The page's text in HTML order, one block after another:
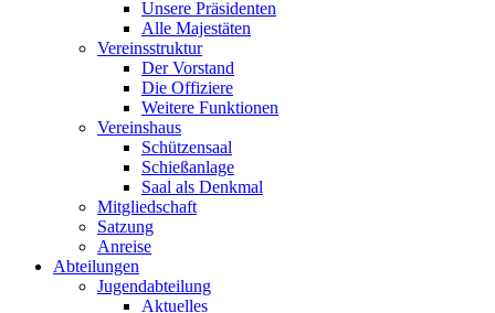
Unsere Präsidenten
Alle Majestäten
Vereinsstruktur
Der Vorstand
Die Offiziere
Weitere Funktionen
Vereinshaus
Schützensaal
Schießanlage
Saal als Denkmal
Mitgliedschaft
Satzung
Anreise
Abteilungen
Jugendabteilung
Aktuelles